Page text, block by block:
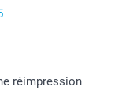
réimpression